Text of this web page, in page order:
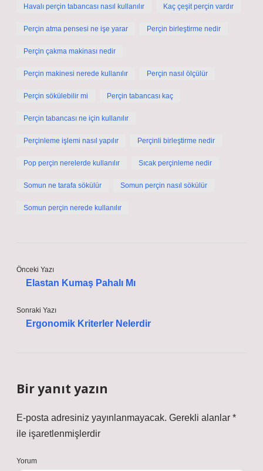
Havalı perçin tabancası nasıl kullanılır Kaç çeşit perçin vardır
Perçin atma pensesi ne işe yarar Perçin birleştirme nedir
Perçin çakma makinası nedir
Perçin makinesi nerede kullanılır Perçin nasıl ölçülür
Perçin sökülebilir mi Perçin tabancası kaç
Perçin tabancası ne için kullanılır
Perçinleme işlemi nasıl yapılır Perçinli birleştirme nedir
Pop perçin nerelerde kullanılır Sıcak perçinleme nedir
Somun ne tarafa sökülür Somun perçin nasıl sökülür
Somun perçin nerede kullanılır
Önceki Yazı
Elastan Kumaş Pahalı Mı
Sonraki Yazı
Ergonomik Kriterler Nelerdir
Bir yanıt yazın
E-posta adresiniz yayınlanmayacak. Gerekli alanlar *
ile işaretlenmişlerdir
Yorum